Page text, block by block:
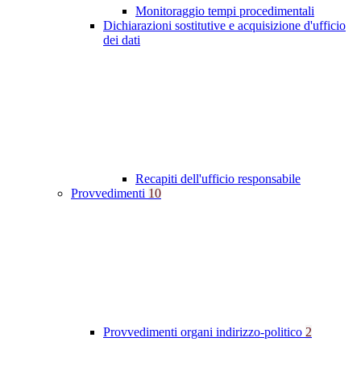
Monitoraggio tempi procedimentali
Dichiarazioni sostitutive e acquisizione d'ufficio
dei dati
Recapiti dell'ufficio responsabile
Provvedimenti 10
Provvedimenti organi indirizzo-politico 2